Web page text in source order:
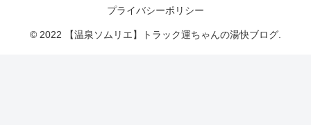
プライバシーポリシー
© 2022 【温泉ソムリエ】トラック運ちゃんの湯快ブログ.